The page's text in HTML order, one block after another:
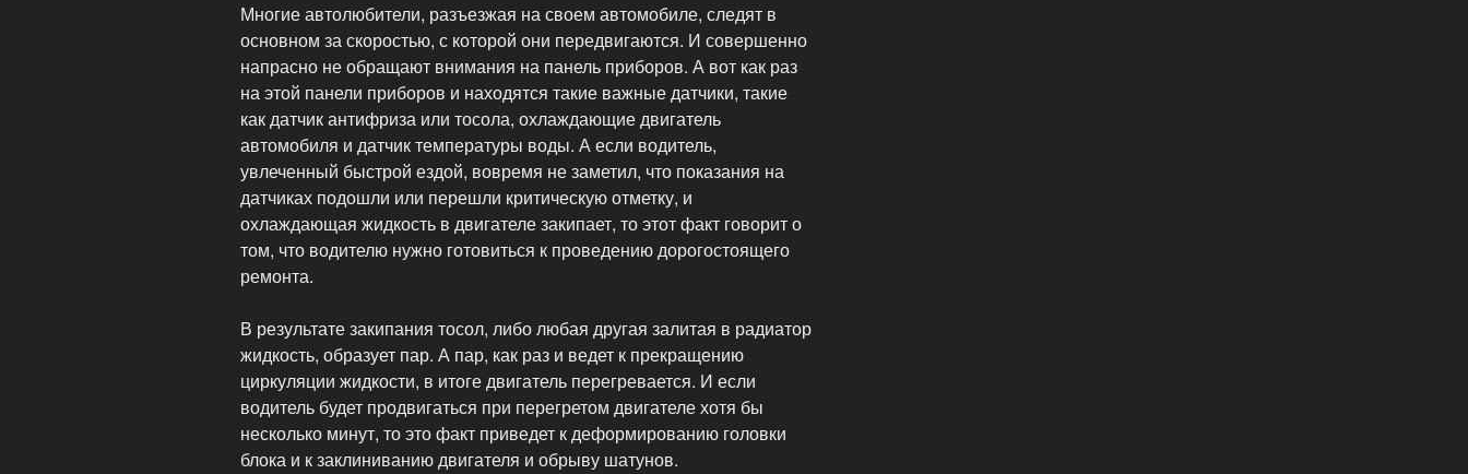
Многие автолюбители, разъезжая на своем автомобиле, следят в
основном за скоростью, с которой они передвигаются. И совершенно
напрасно не обращают внимания на панель приборов. А вот как раз
на этой панели приборов и находятся такие важные датчики, такие
как датчик антифриза или тосола, охлаждающие двигатель
автомобиля и датчик температуры воды. А если водитель,
увлеченный быстрой ездой, вовремя не заметил, что показания на
датчиках подошли или перешли критическую отметку, и
охлаждающая жидкость в двигателе закипает, то этот факт говорит о
том, что водителю нужно готовиться к проведению дорогостоящего
ремонта.
В результате закипания тосол, либо любая другая залитая в радиатор
жидкость, образует пар. А пар, как раз и ведет к прекращению
циркуляции жидкости, в итоге двигатель перегревается. И если
водитель будет продвигаться при перегретом двигателе хотя бы
несколько минут, то это факт приведет к деформированию головки
блока и к заклиниванию двигателя и обрыву шатунов.